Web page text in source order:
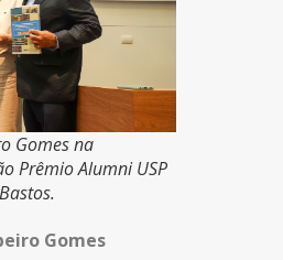
Gomes na
Prêmio Alumni USP
Gomes